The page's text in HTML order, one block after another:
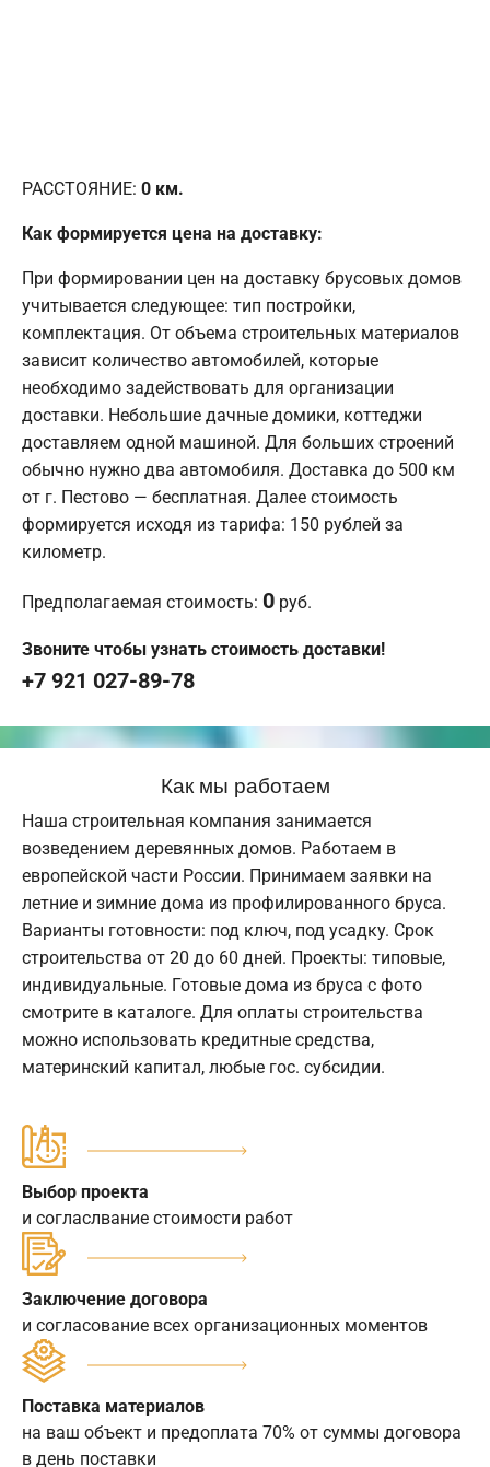
РАССТОЯНИЕ: 0 км.
Как формируется цена на доставку:
При формировании цен на доставку брусовых домов
учитывается следующее: тип постройки,
комплектация. От объема строительных материалов
зависит количество автомобилей, которые
необходимо задействовать для организации
доставки. Небольшие дачные домики, коттеджи
доставляем одной машиной. Для больших строений
обычно нужно два автомобиля. Доставка до 500 км
от г. Пестово — бесплатная. Далее стоимость
формируется исходя из тарифа: 150 рублей за
километр.
Предполагаемая стоимость: 0 руб.
Звоните чтобы узнать стоимость доставки!
+7 921 027-89-78
Как мы работаем
Наша строительная компания занимается
возведением деревянных домов. Работаем в
европейской части России. Принимаем заявки на
летние и зимние дома из профилированного бруса.
Варианты готовности: под ключ, под усадку. Срок
строительства от 20 до 60 дней. Проекты: типовые,
индивидуальные. Готовые дома из бруса с фото
смотрите в каталоге. Для оплаты строительства
можно использовать кредитные средства,
материнский капитал, любые гос. субсидии.
Выбор проекта
и согласлвание стоимости работ
Заключение договора
и согласование всех организационных моментов
Поставка материалов
на ваш объект и предоплата 70% от суммы договора
в день поставки